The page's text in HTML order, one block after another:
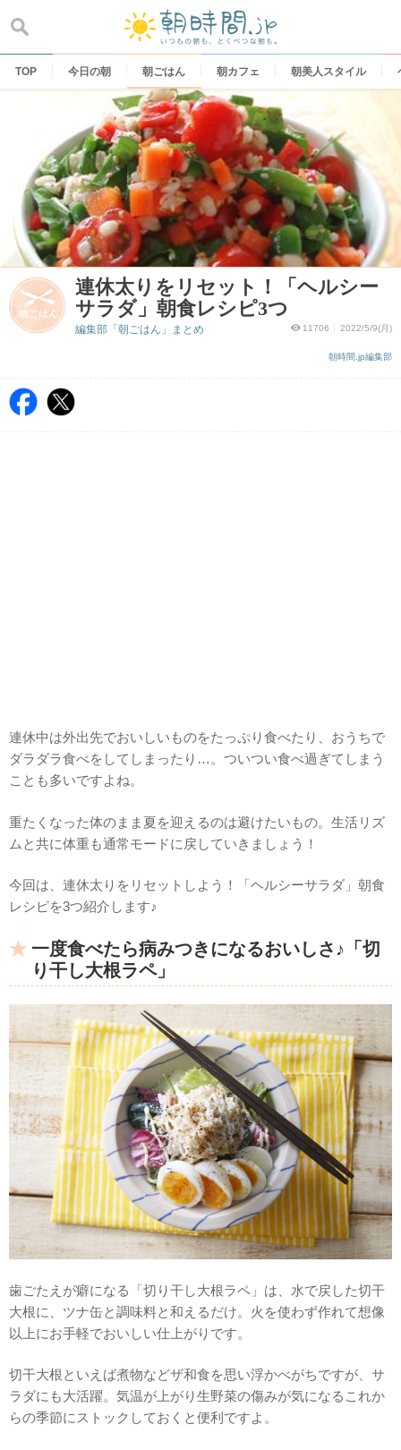
content
TOP 今日の朝 朝ごはん 朝カフェ 朝美人スタイル
連休太りをリセット！「ヘルシー
サラダ」朝食レシピ3つ
11706 2022/5/9(月)
朝時間.jp編集部
編集部「朝ごはん」まとめ
連休中は外出先でおいしいものをたっぷり食べたり、おうちで
ダラダラ食べをしてしまったり…。ついつい食べ過ぎてしまう
ことも多いですよね。
重たくなった体のまま夏を迎えるのは避けたいもの。生活リズ
ムと共に体重も通常モードに戻していきましょう！
今回は、連休太りをリセットしよう！「ヘルシーサラダ」朝食
レシピを3つ紹介します♪
一度食べたら病みつきになるおいしさ♪「切
り干し大根ラペ」
歯ごたえが癖になる「切り干し大根ラペ」は、水で戻した切干
大根に、ツナ缶と調味料と和えるだけ。火を使わず作れて想像
以上にお手軽でおいしい仕上がりです。
切干大根といえば煮物などザ和食を思い浮かべがちですが、サ
ラダにも大活躍。気温が上がり生野菜の傷みが気になるこれか
らの季節にストックしておくと便利ですよ。